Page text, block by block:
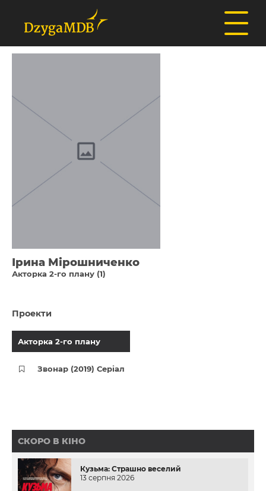
Ірина Мірошниченко
Акторка 2-го плану (1)
Проекти
Акторка 2-го плану
Звонар (2019) Серіал
СКОРО В КІНО
Кузьма: Страшно веселий
13 серпня 2026